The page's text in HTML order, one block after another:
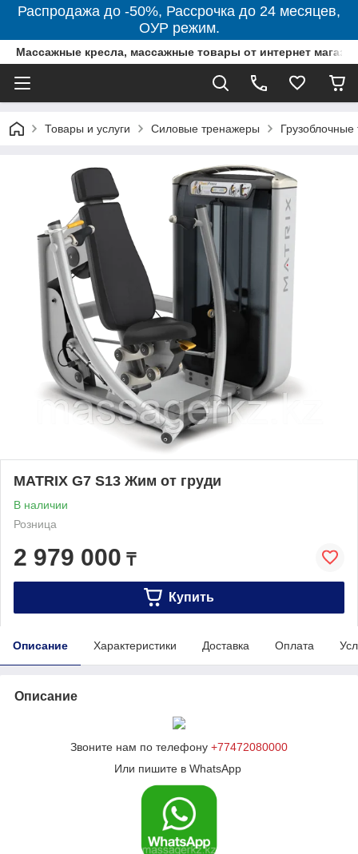
Распродажа до -50%, Рассрочка до 24 месяцев,
ОУР режим.
Массажные кресла, массажные товары от интернет
Товары и услуги Силовые тренажеры
MATRIX G7 S13 Жим от груди
В наличии
Розница
2 979 000 ₸
Купить
Описание Характеристики Доставка Оплата
Описание
Звоните нам по телефону +77472080000
Или пишите в WhatsApp